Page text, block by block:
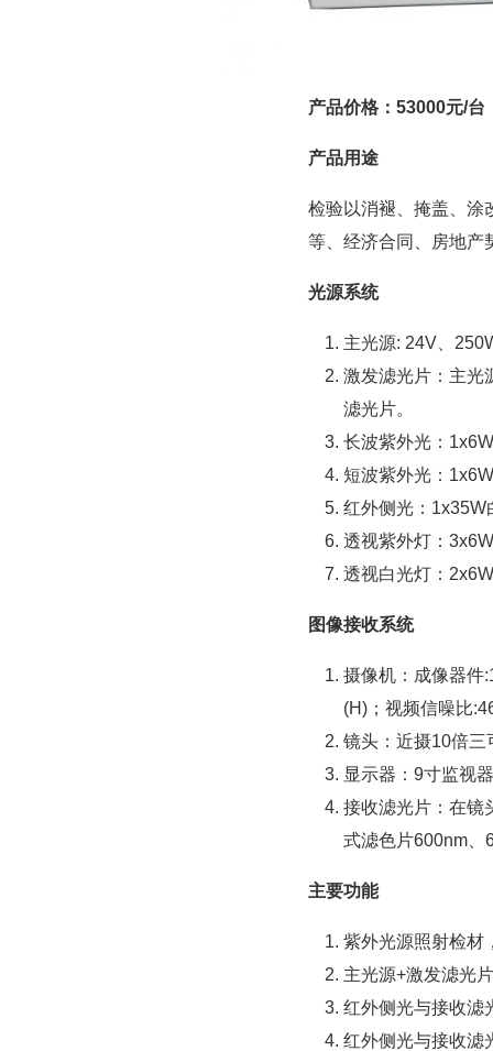
产品价格：53000元/台
产品用途
检验以消褪、掩盖、涂
等、经济合同、房地产
光源系统
主光源: 24V、
激发滤光片：主光
滤光片。
长波紫外光：
短波紫外光：
红外侧光：1x35W
透视紫外灯：3x6W
透视白光灯：2x6W
图像接收系统
摄像机：成像器件
(H)；视频信噪比
镜头：近摄10倍三
显示器：9寸监视
接收滤光片：在镜
式滤色片600nm、
主要功能
紫外光源照射检材
主光源+激发滤光
红外侧光与接收滤
红外侧光与接收滤